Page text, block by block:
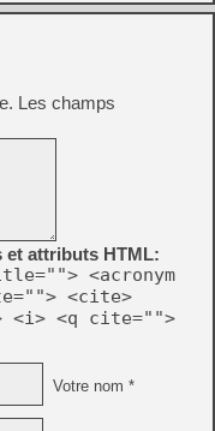
Les champs
et attributs HTML:
<acronym
<cite>
<i> <q cite="">
Votre nom *